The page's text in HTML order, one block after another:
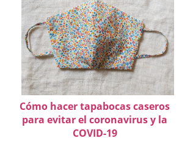
Cómo hacer tapabocas caseros
para evitar el coronavirus y la
COVID-19